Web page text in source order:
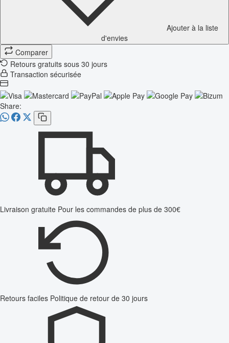
Ajouter à la liste
d'envies
Comparer
Retours gratuits sous 30 jours
Transaction sécurisée
Share:
Livraison gratuite Pour les commandes de plus de 300€
Retours faciles Politique de retour de 30 jours